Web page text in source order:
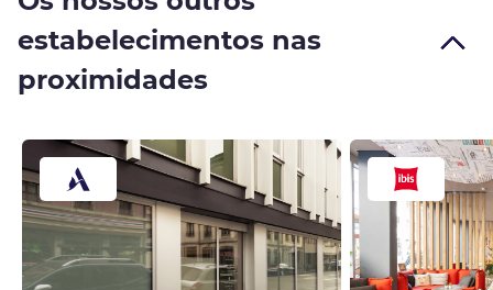
estabelecimentos nas
proximidades